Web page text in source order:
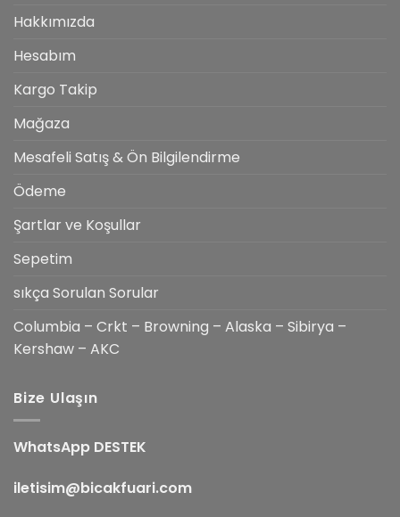
Hakkımızda
Hesabım
Kargo Takip
Mağaza
Mesafeli Satış & Ön Bilgilendirme
Ödeme
Şartlar ve Koşullar
Sepetim
sıkça Sorulan Sorular
Columbia – Crkt – Browning – Alaska – Sibirya –
Kershaw – AKC
Bize Ulaşın
WhatsApp DESTEK
iletisim@bicakfuari.com